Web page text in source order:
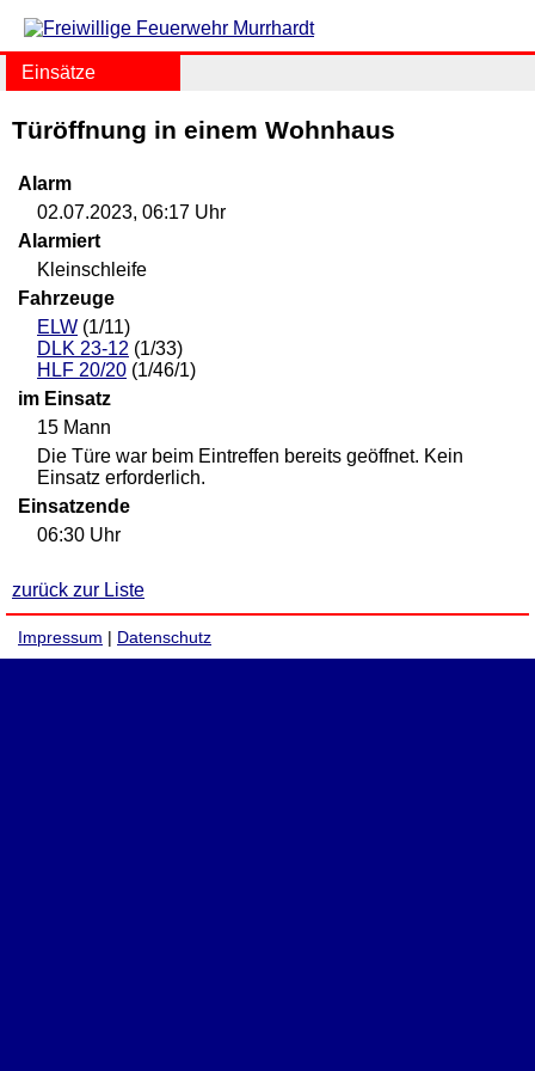
Einsätze
Türöffnung in einem Wohnhaus
Alarm
02.07.2023, 06:17 Uhr
Alarmiert
Kleinschleife
Fahrzeuge
ELW (1/11)
DLK 23-12 (1/33)
HLF 20/20 (1/46/1)
im Einsatz
15 Mann
Die Türe war beim Eintreffen bereits geöffnet. Kein
Einsatz erforderlich.
Einsatzende
06:30 Uhr
zurück zur Liste
Impressum | Datenschutz